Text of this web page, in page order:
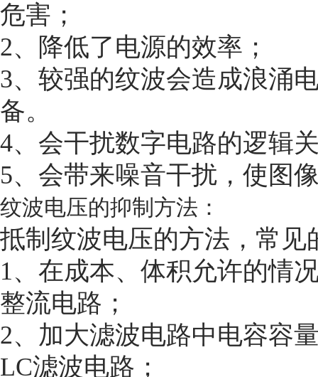
危害；
2、降低了电源的效率；
3、较强的纹波会造成浪涌
备。
4、会干扰数字电路的逻辑
5、会带来噪音干扰，使图
纹波电压的抑制方法：
抵制纹波电压的方法，常见
1、在成本、体积允许的情
整流电路；
2、加大滤波电路中电容容
LC滤波电路；